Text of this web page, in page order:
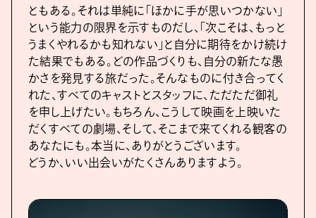
ともある。それは単純に「ほかに手が思いつかない」
という能力の限界を示すものだし、「次こそは、もっと
うまくやれるかも知れない」と自分に期待をかけ続け
た結果でもある。どの作品づくりも、自分の新たな愚
かさを発見する旅だった。そんなものに付き合ってく
れた、すべてのキャストとスタッフに、ただただ御礼
を申し上げたい。もちろん、こうして映画を上映いた
だくすべての劇場、そして、そこまで来てくれる観客の
あなたにも。本当に、ありがとうございます。
どうか、いい出会いがたくさんありますよう。